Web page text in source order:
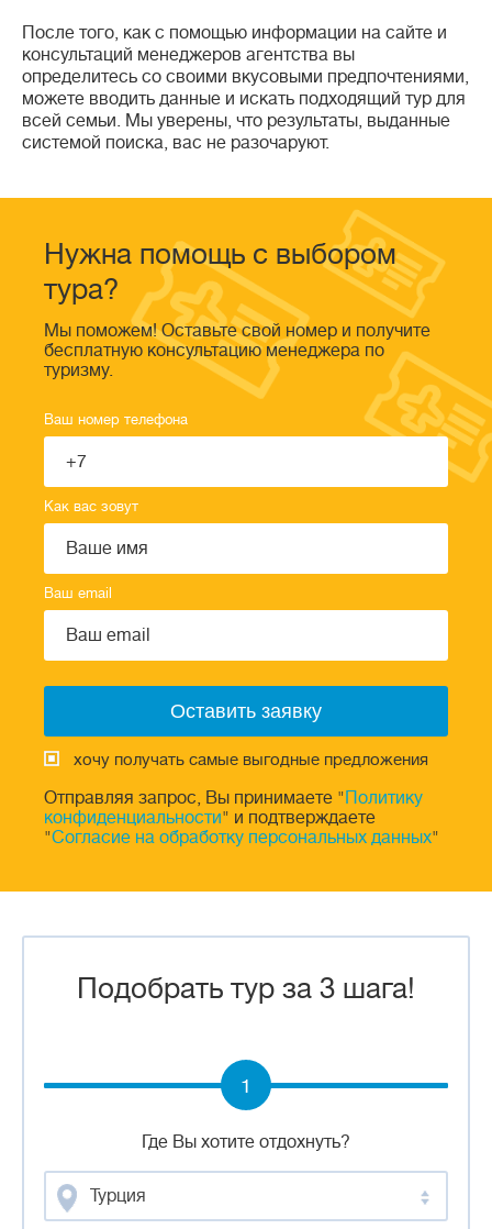
Подобрать тур за 3 шага!
Где Вы хотите отдохнуть?
Турция
1
После того, как с помощью информации на сайте и
консультаций менеджеров агентства вы
определитесь со своими вкусовыми предпочтениями,
можете вводить данные и искать подходящий тур для
всей семьи. Мы уверены, что результаты, выданные
системой поиска, вас не разочаруют.
Нужна помощь с выбором
тура?
Мы поможем! Оставьте свой номер и получите
бесплатную консультацию менеджера по
туризму.
Ваш номер телефона
Как вас зовут
Ваш email
хочу получать самые выгодные предложения
Отправляя запрос, Вы принимаете "Политику
конфиденциальности" и подтверждаете
"Согласие на обработку персональных данных"